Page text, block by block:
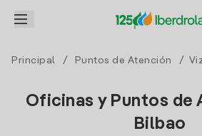
Principal / Puntos de Atención /
Oficinas y Puntos de
Bilbao